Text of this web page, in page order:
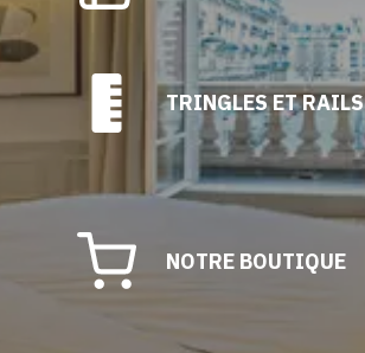
TRINGLES ET RAILS
NOTRE BOUTIQUE